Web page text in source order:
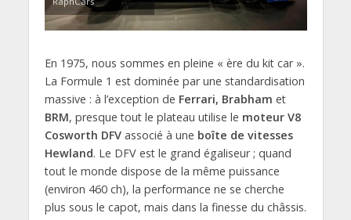
En 1975, nous sommes en pleine « ère du kit car ».
La Formule 1 est dominée par une standardisation
massive : à l’exception de Ferrari, Brabham et
BRM, presque tout le plateau utilise le moteur V8
Cosworth DFVassocié à une boîte de vitesses
Hewland. Le DFV est le grand égaliseur ; quand
tout le monde dispose de la même puissance
(environ 460 ch), la performance ne se cherche
plus sous le capot, mais dans la finesse du châssis.